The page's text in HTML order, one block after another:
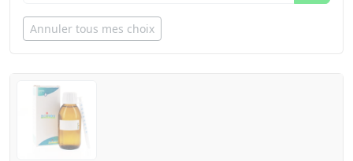
Annuler tous mes choix